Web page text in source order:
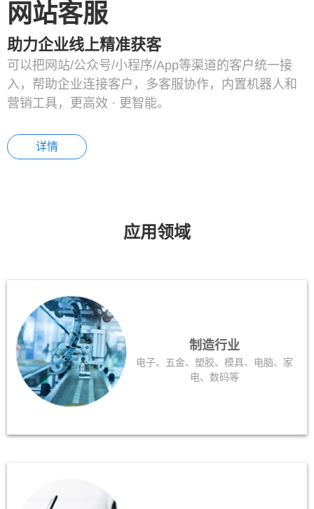
网站客服
助力企业线上精准获客
可以把网站/公众号/小程序/App等渠道的客户统一接
入，帮助企业连接客户，多客服协作，内置机器人和
营销工具，更高效 · 更智能。
详情
应用领域
制造行业
电子、五金、塑胶、模具、电脑、家
电、数码等